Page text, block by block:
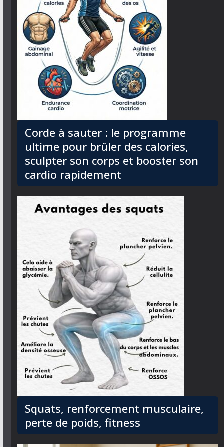
Corde à sauter : le programme
ultime pour brûler des calories,
sculpter son corps et booster son
cardio rapidement
Squats, renforcement musculaire,
perte de poids, fitness